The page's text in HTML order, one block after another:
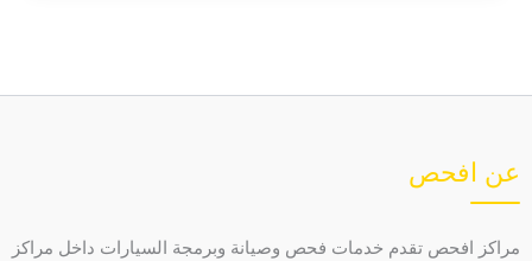
عن افحص
مراكز افحص تقدم خدمات فحص وصيانة وبرمجة السيارات داخل مراكز